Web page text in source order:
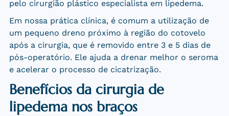
pelo cirurgião plástico especialista em lipedema.
Em nossa prática clínica, é comum a utilização de
um pequeno dreno próximo à região do cotovelo
após a cirurgia, que é removido entre 3 e 5 dias de
pós-operatório. Ele ajuda a drenar melhor o seroma
e acelerar o processo de cicatrização.
Benefícios da cirurgia de
lipedema nos braços